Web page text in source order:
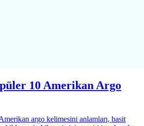
10 Amerikan Argo
argo kelimesini anlamları, basit